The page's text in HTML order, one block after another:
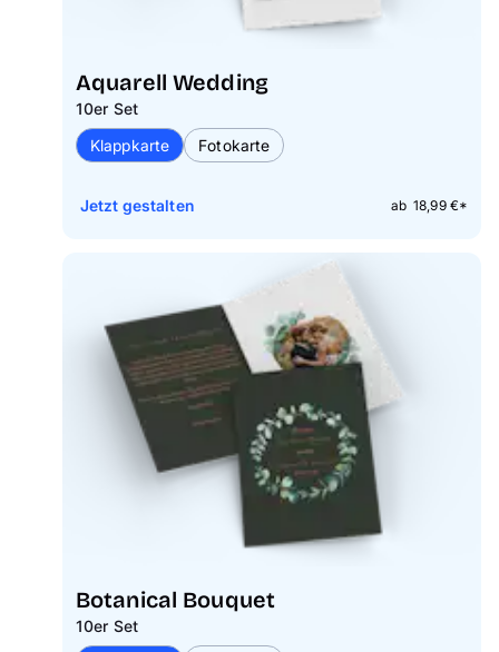
Aquarell Wedding
10er Set
Klappkarte
Fotokarte
ab 18,99 €*
Jetzt gestalten
Botanical Bouquet
10er Set